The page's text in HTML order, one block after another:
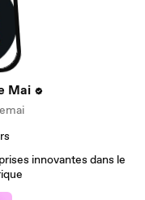
Mai
innovantes dans le